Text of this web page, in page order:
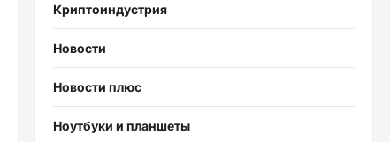
Криптоиндустрия
Новости
Новости плюс
Ноутбуки и планшеты